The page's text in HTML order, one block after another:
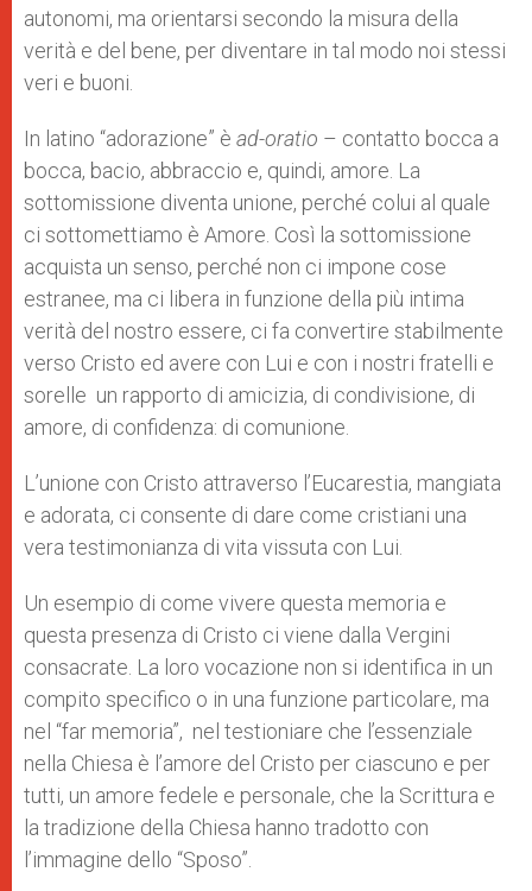
autonomi, ma orientarsi secondo la misura della
verità e del bene, per diventare in tal modo noi stessi
veri e buoni.
In latino “adorazione” è ad-oratio – contatto bocca a
bocca, bacio, abbraccio e, quindi, amore. La
sottomissione diventa unione, perché colui al quale
ci sottomettiamo è Amore. Così la sottomissione
acquista un senso, perché non ci impone cose
estranee, ma ci libera in funzione della più intima
verità del nostro essere, ci fa convertire stabilmente
verso Cristo ed avere con Lui e con i nostri fratelli e
sorelle un rapporto di amicizia, di condivisione, di
amore, di confidenza: di comunione.
L’unione con Cristo attraverso l’Eucarestia, mangiata
e adorata, ci consente di dare come cristiani una
vera testimonianza di vita vissuta con Lui.
Un esempio di come vivere questa memoria e
questa presenza di Cristo ci viene dalla Vergini
consacrate. La loro vocazione non si identifica in un
compito specifico o in una fun­zione particolare, ma
nel “far memoria”, nel testioniare che l’essenziale
nella Chiesa è l’amore del Cristo per cia­scuno e per
tutti, un amore fedele e personale, che la Scrittura e
la tra­dizione della Chiesa hanno tradot­to con
l’immagine dello “Sposo”.